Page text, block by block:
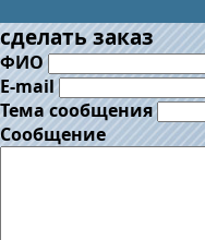
сделать заказ
ФИО
E-mail
Тема сообщения
Сообщение